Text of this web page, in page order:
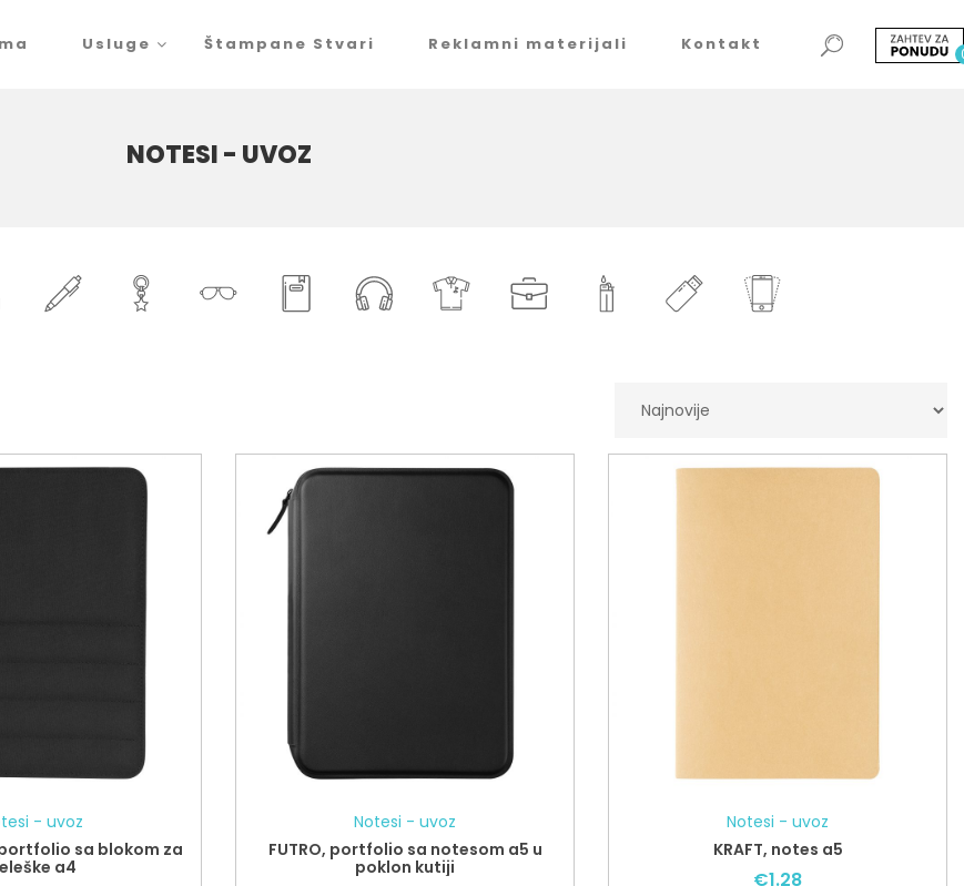
Usluge Štampane Stvari Reklamni materijali Kontakt
NOTESI - UVOZ
- uvoz
portfolio sa blokom za
a4
Notesi - uvoz
FUTRO, portfolio sa notesom a5 u
poklon kutiji
Notesi - uvoz
KRAFT, notes a5
€1.28